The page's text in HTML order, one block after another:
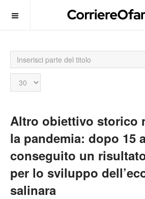
Inserisci
parte
del
titolo
Visualizza
n.
Altro obiettivo storico
la pandemia: dopo 15
conseguito un
per lo sviluppo
salinara